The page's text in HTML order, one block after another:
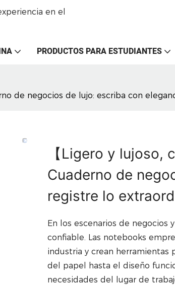
en el
PRODUCTOS PARA ESTUDIANTES
de negocios de lujo: escriba con
【Ligero y lujoso,
Cuaderno de
registre lo
En los escenarios de negocios
confiable. Las notebooks
industria y crean herramientas
del papel hasta el diseño
necesidades del lugar de